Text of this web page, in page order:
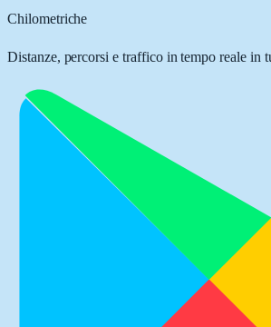
Chilometriche
Distanze, percorsi e traffico in tempo reale in